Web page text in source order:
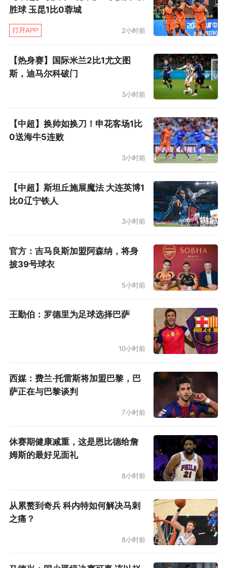
胜球 玉昆1比0蓉城
2小时前
【热身赛】国际米兰2比1尤文图
斯，迪马尔科破门
3小时前
【中超】换帅如换刀！申花客场1比
0送海牛5连败
3小时前
【中超】斯坦丘施展魔法 大连英博1
比0辽宁铁人
3小时前
官方：吉马良斯加盟阿森纳，将身
披39号球衣
5小时前
王勤伯：罗德里为足球选择巴萨
10小时前
西媒：费兰·托雷斯将加盟巴黎，巴
萨正在与巴黎谈判
7小时前
休赛期健康减重，这是恩比德给詹
姆斯的最好见面礼
8小时前
从累赘到奇兵 科内特如何解决马刺
之痛？
8小时前